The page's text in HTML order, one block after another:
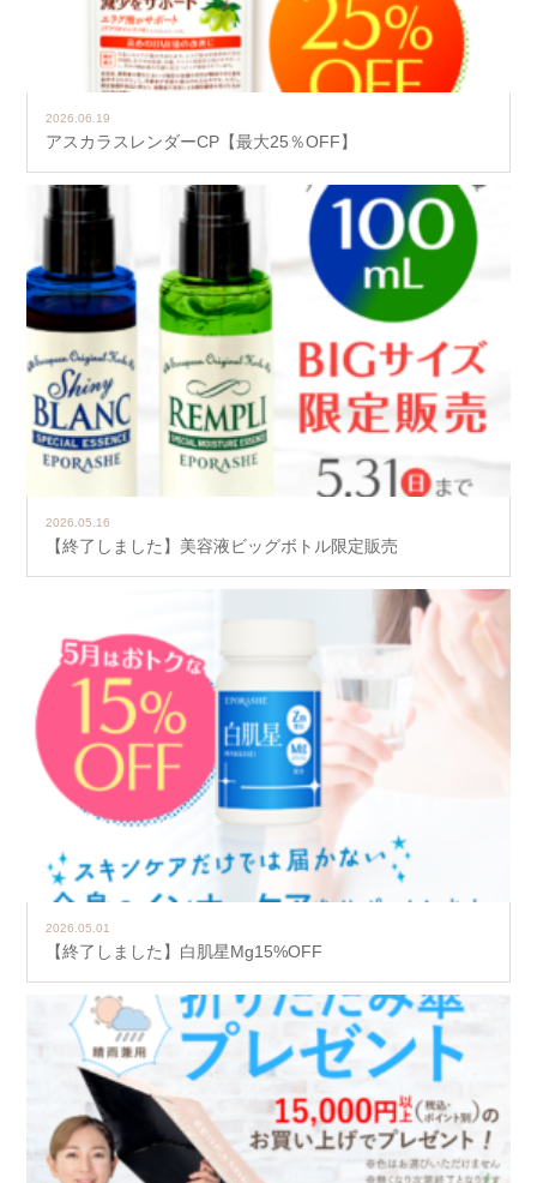
2026.06.19
アスカラスレンダーCP【最大25％OFF】
2026.05.16
【終了しました】美容液ビッグボトル限定販売
2026.05.01
【終了しました】白肌星Mg15%OFF